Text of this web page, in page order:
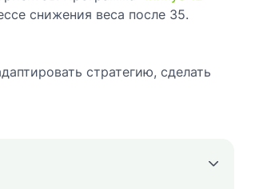
снижения веса после 35.
стратегию, сделать